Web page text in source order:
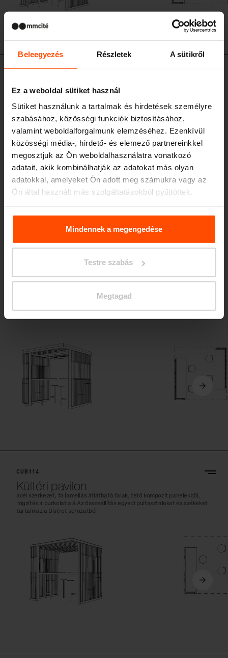
Beleegyezés Részletek A sütikről
Ez a weboldal sütiket használ
Sütiket használunk a tartalmak és hirdetések személyre
szabásához, közösségi funkciók biztosításához,
valamint weboldalforgalmunk elemzéséhez. Ezenkívül
közösségi média-, hirdető- és elemező partnereinkkel
megosztjuk az Ön weboldalhasználatra vonatkozó
adatait, akik kombinálhatják az adatokat más olyan
adatokkal, amelyeket Ön adott meg számukra vagy az
Ön által használt más szolgáltatásokból gyűjtöttek.
További információért kérjük, látogasson el aPrinciples
Relating to the Processing. Personal Data
Mindennek a megengedése
Testre szabás
Megtagad
Kültéri pavilon
rögzítés a burkolat alá Az összeállítás egyedi pultasztalokat és székeket
tartalmaz a Bistrot sorozatból.
Kültéri pavilon
Porszórt acélszerkezet, az átlátható falak falamellákból állnak, tető
fotovoltaikus panelekből, burkolat alá vagy burkolatra rögzíthető.Az
összeállítás tartalmaz két magasított asztalt HPL felülettel, USB opcióval
és 4 Bistrot bárszéket, szintén HPL felülettel.
CUB114
Kültéri pavilon
acél szerkezet, fa lamellás átlátható falak, tető kompozit panelekből,
rögzítés a burkolat alá Az összeállítás egyedi pultasztalokat és székeket
tartalmaz a Bistrot sorozatból